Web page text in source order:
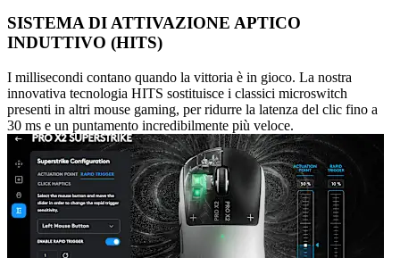
SISTEMA DI ATTIVAZIONE APTICO
INDUTTIVO (HITS)
I millisecondi contano quando la vittoria è in gioco. La nostra
innovativa tecnologia HITS sostituisce i classici microswitch
presenti in altri mouse gaming, per ridurre la latenza del clic fino a
30 ms e un puntamento incredibilmente più veloce.